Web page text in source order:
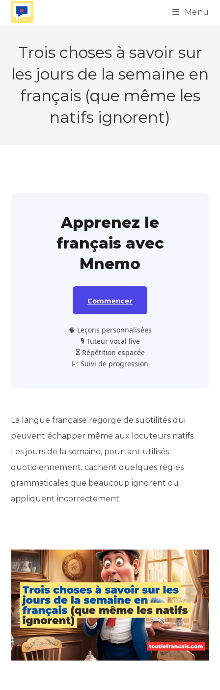
Skip
Menu
Trois choses à savoir sur
les jours de la semaine en
français (que même les
natifs ignorent)
Apprenez le
français avec
Mnemo
Commencer
🧠 Leçons personnalisées
🎙️ Tuteur vocal live
⏳ Répétition espacée
📈 Suivi de progression
La langue française regorge de subtilités qui
peuvent échapper même aux locuteurs natifs.
Les jours de la semaine, pourtant utilisés
quotidiennement, cachent quelques règles
grammaticales que beaucoup ignorent ou
appliquent incorrectement.